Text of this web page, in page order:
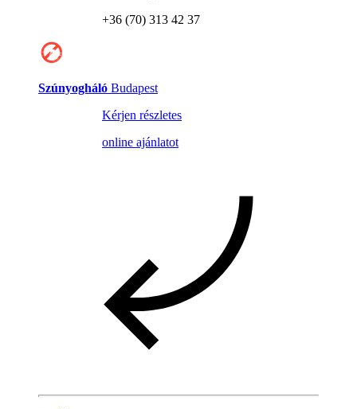
+36 (70) 313 42 37
Szúnyogháló Budapest
Kérjen részletes
online ajánlatot